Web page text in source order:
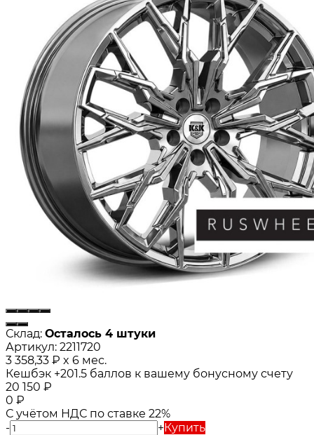
Склад: Осталось 4 штуки
Артикул: 2211720
3 358,33 ₽ x 6 мес.
Кешбэк +201.5 баллов к вашему бонусному счету
20 150 ₽
0 ₽
С учётом НДС по ставке 22%
-
+Купить